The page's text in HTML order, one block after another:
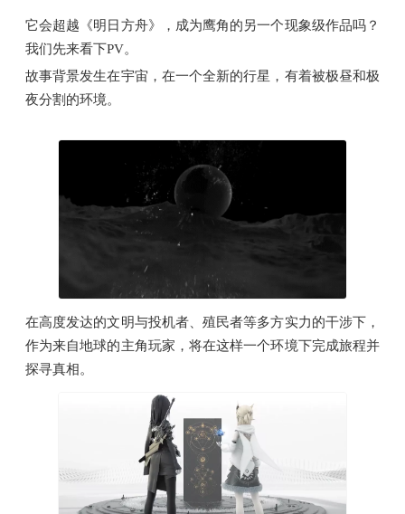
它会超越《明日方舟》，成为鹰角的另一个现象级作品吗？
我们先来看下PV。
故事背景发生在宇宙，在一个全新的行星，有着被极昼和极
夜分割的环境。
在高度发达的文明与投机者、殖民者等多方实力的干涉下，
作为来自地球的主角玩家，将在这样一个环境下完成旅程并
探寻真相。